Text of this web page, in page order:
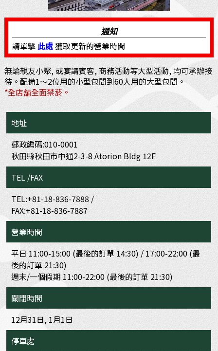
通知
請單擊此處獲取更新的營業時間
無論親友小聚, 或宴請賓客, 商務活動等大型活動, 均可承辦接
待。配備1～2位用的小型包間到60人用的大型包間。
*全店舗全面禁菸。
地址
郵政編碼:010-0001
秋田縣秋田市中通2-3-8 Atorion Bldg 12F
TEL /FAX
TEL:+81-18-836-7888 /
FAX:+81-18-836-7887
營業時間
平日 11:00-15:00 (最後的訂單 14:30) / 17:00-22:00 (最
後的訂單 21:30)
週末/一個假期 11:00-22:00 (最後的訂單 21:30)
關閉時間
12月31日, 1月1日
停車處